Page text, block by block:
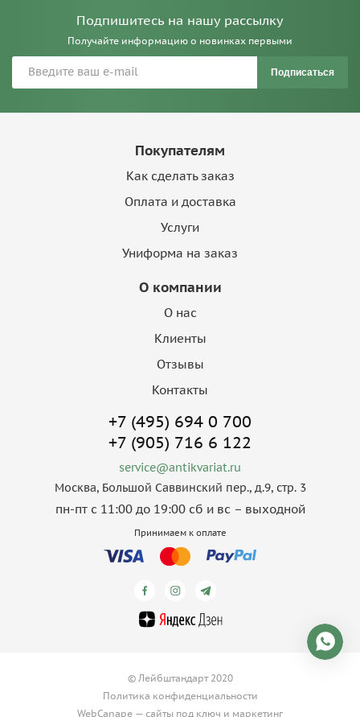
Подпишитесь на нашу рассылку
Получайте информацию о новинках первыми
Подписаться
Покупателям
Как сделать заказ
Оплата и доставка
Услуги
Униформа на заказ
О компании
О нас
Клиенты
Отзывы
Контакты
+7 (495) 694 0 700
+7 (905) 716 6 122
service@antikvariat.ru
Москва, Большой Саввинский пер., д.9, стр. 3
пн-пт с 11:00 до 19:00 сб и вс – выходной
Принимаем к оплате
© Лейбштандарт 2020
Политика конфиденциальности
WebCanape — сайты под ключ и маркетинг